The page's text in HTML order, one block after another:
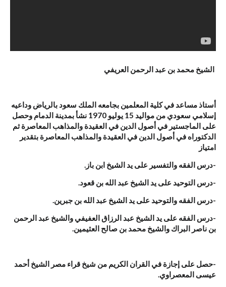
الشيخ محمد بن عبد الرحمن العريفي
أستاذ مساعد في كلية المعلمين بجامعه الملك سعود بالرياض وداعيه
إسلامي سعودي من مواليد 15 يوليو 1970 نشأ بمدينة الدمام وحصل
على الماجستير في أصول الدين في العقيدة والمذاهب المعاصرة ثم
الدكتوراه في أصول الدين في العقيدة والمذاهب المعاصرة بتقدير
امتياز
-درس الفقه والتفسير على يد الشيخ ابن باز.
-درس التوحيد على يد الشيخ عبد الله بن قعود.
-درس الفقه والتوحيد على يد الشيخ عبد الله بن جبرين.
-درس الفقه على يد الشيخ عبد الرزاق العفيفي والشيخ عبد الرحمن
بن ناصر البراك والشيخ محمد بن صالح العثيمين.
-حصل على إجازة في القران الكريم من شيخ قراء مصر الشيخ أحمد
عيسى المعصراوي.